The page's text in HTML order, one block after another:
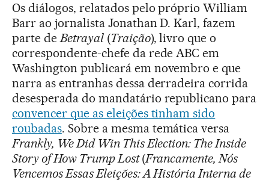
Os diálogos, relatados pelo próprio William
Barr ao jornalista Jonathan D. Karl, fazem
parte deBetrayal(Traição), livro que o
correspondente-chefe da rede ABC em
Washington publicará em novembro e que
narra as entranhas dessa derradeira corrida
desesperada do mandatário republicano para
convencer que as eleições tinham sido
roubadas. Sobre a mesma temática versa
Frankly, We Did Win This Election: The Inside
Story of How Trump Lost(Francamente, Nós
Vencemos Essas Eleições: A História Interna de